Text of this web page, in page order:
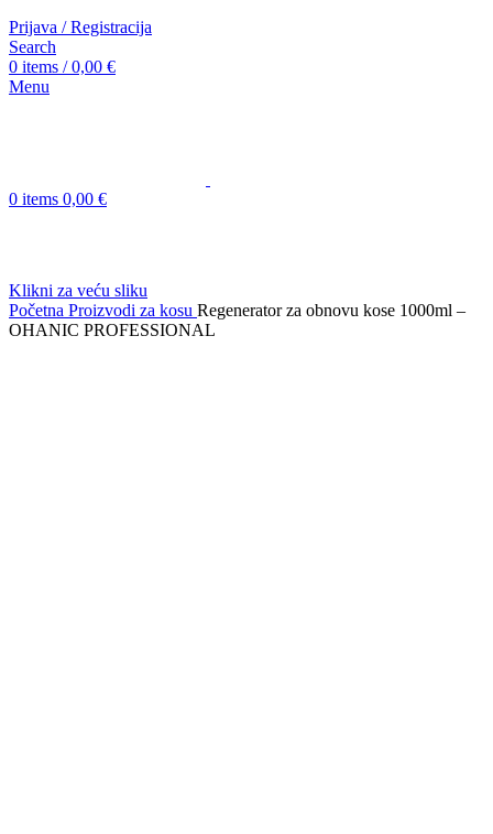
Prijava / Registracija
Search
0 items / 0,00 €
Menu
0 items 0,00 €
Klikni za veću sliku
Početna Proizvodi za kosu Regenerator za obnovu kose 1000ml –
OHANIC PROFESSIONAL